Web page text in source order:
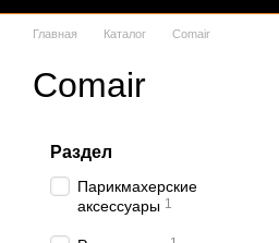
Главная Каталог Comair
Comair
Раздел
Парикмахерские
аксессуары 1